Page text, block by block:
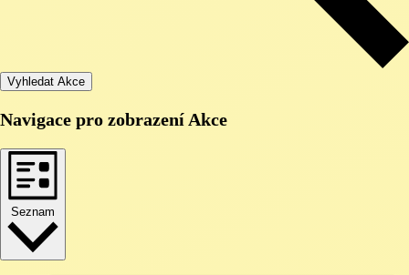
Vyhledat Akce
Navigace pro zobrazení Akce
Seznam